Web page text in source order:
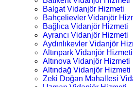
Balgat Vidanjör Hizmeti
Bahçelievler Vidanjör
Bağlıca Vidanjör Hizmeti
Ayrancı Vidanjör Hizmeti
Aydınlıkevler Vidanjör
Altınpark Vidanjör Hizmeti
Altınova Vidanjör Hizmeti
Altındağ Vidanjör Hizmeti
Zeki Doğan Mahallesi